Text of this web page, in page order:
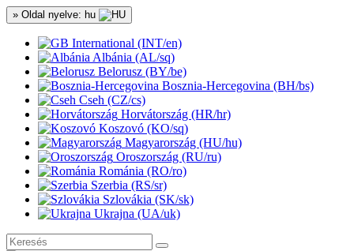
» Oldal nyelve: hu
International (INT/en)
Albánia (AL/sq)
Belorusz (BY/be)
Bosznia-Hercegovina (BH/bs)
Cseh (CZ/cs)
Horvátország (HR/hr)
Koszovó (KO/sq)
Magyarország (HU/hu)
Oroszország (RU/ru)
Románia (RO/ro)
Szerbia (RS/sr)
Szlovákia (SK/sk)
Ukrajna (UA/uk)